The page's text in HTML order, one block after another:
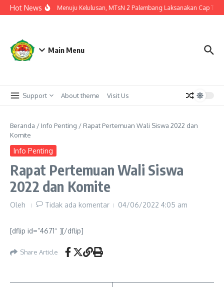
Lewati ke konten
Hot News
Langkah Akhir Menuju Kelulusan, MTsN 2 Palembang Laksanakan Cap Tiga
Main Menu
Support About theme Visit Us
Beranda / Info Penting / Rapat Pertemuan Wali Siswa 2022 dan
Komite
Info Penting
Rapat Pertemuan Wali Siswa
2022 dan Komite
Oleh Tidak ada komentar 04/06/2022 4:05 am
[dflip id=”4671″ ][/dflip]
Share Article